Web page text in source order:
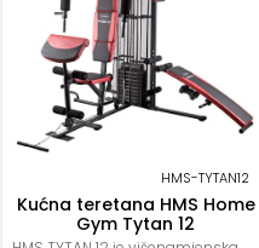
ostalo
Sportske
torbe
i
HMS-TYTAN12
Kućna teretana HMS Home
Gym Tytan 12